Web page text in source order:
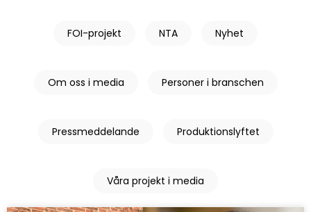
FOI-projekt NTA Nyhet
Om oss i media Personer i branschen
Pressmeddelande Produktionslyftet
Våra projekt i media